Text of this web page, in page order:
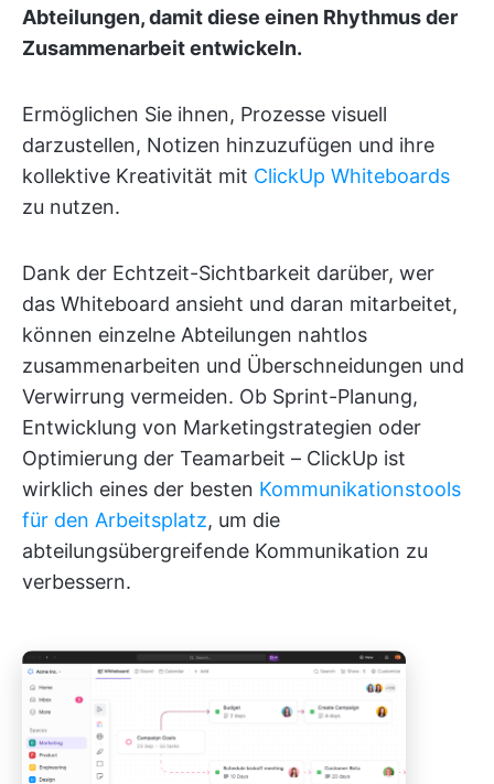
Abteilungen, damit diese einen Rhythmus der
Zusammenarbeit entwickeln.
Ermöglichen Sie ihnen, Prozesse visuell
darzustellen, Notizen hinzuzufügen und ihre
kollektive Kreativität mit ClickUp Whiteboards
zu nutzen.
Dank der Echtzeit-Sichtbarkeit darüber, wer
das Whiteboard ansieht und daran mitarbeitet,
können einzelne Abteilungen nahtlos
zusammenarbeiten und Überschneidungen und
Verwirrung vermeiden. Ob Sprint-Planung,
Entwicklung von Marketingstrategien oder
Optimierung der Teamarbeit – ClickUp ist
wirklich eines der besten Kommunikationstools
für den Arbeitsplatz, um die
abteilungsübergreifende Kommunikation zu
verbessern.